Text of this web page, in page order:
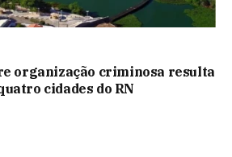
organização criminosa resulta
cidades do RN